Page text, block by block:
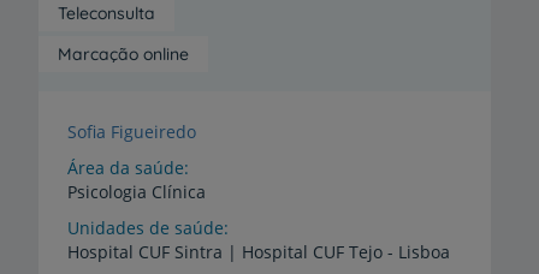
Marcação online
Teleconsulta
Sofia Figueiredo
Área da saúde
Psicologia Clínica
Unidades de saúde
Hospital CUF Sintra | Hospital CUF Tejo - Lisboa